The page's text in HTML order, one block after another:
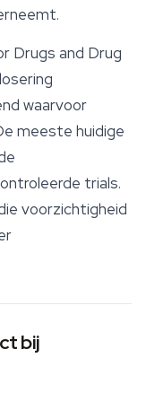
Drugs and Drug
waarvoor
meeste huidige
trials.
voorzichtigheid
bij